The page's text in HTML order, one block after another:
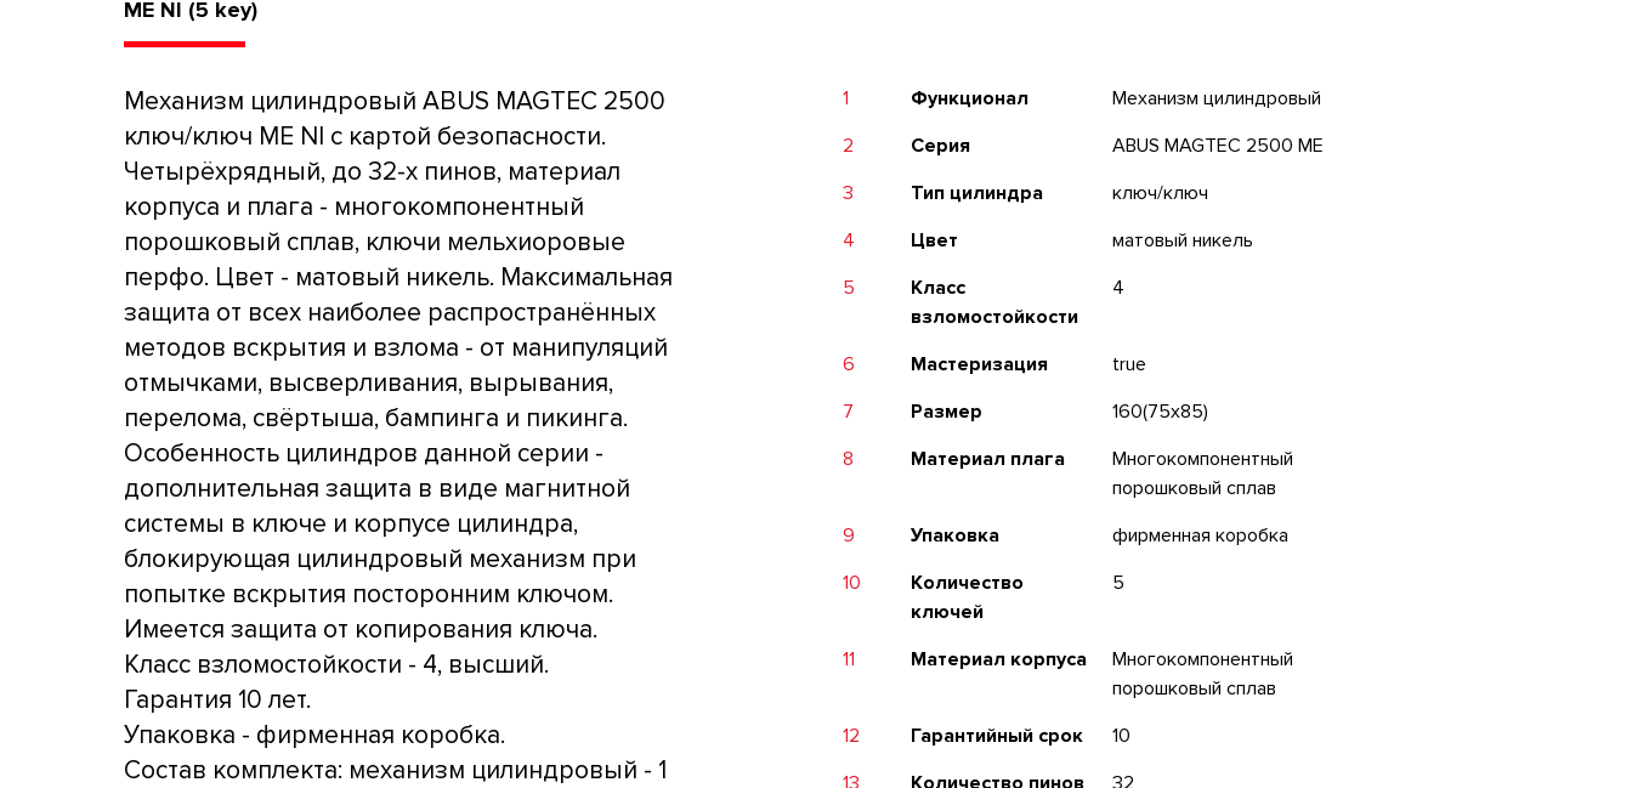
ME NI (5 key)
Механизм цилиндровый ABUS MAGTEC 2500
ключ/ключ ME NI с картой безопасности.
Четырёхрядный, до 32-х пинов, материал
корпуса и плага - многокомпонентный
порошковый сплав, ключи мельхиоровые
перфо. Цвет - матовый никель. Максимальная
защита от всех наиболее распространённых
методов вскрытия и взлома - от манипуляций
отмычками, высверливания, вырывания,
перелома, свёртыша, бампинга и пикинга.
Особенность цилиндров данной серии -
дополнительная защита в виде магнитной
системы в ключе и корпусе цилиндра,
блокирующая цилиндровый механизм при
попытке вскрытия посторонним ключом.
Имеется защита от копирования ключа.
Класс взломостойкости - 4, высший.
Гарантия 10 лет.
Упаковка - фирменная коробка.
Состав комплекта: механизм цилиндровый - 1
1 Функционал
Механизм цилиндровый
2
Серия
ABUS MAGTEC 2500 ME
3
Тип цилиндра
ключ/ключ
4
Цвет
матовый никель
5
Класс
взломостойкости
4
6 Мастеризация
true
7
Размер
160(75x85)
8
Материал плага
Многокомпонентный
порошковый сплав
9
Упаковка
фирменная коробка
10
Количество
ключей
5
11 Материал корпуса
Многокомпонентный
порошковый сплав
12
Гарантийный срок
10
13
Количество пинов
32